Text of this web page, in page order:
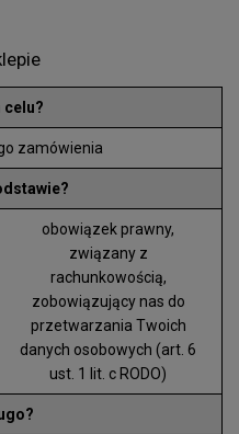
celu?
zamówienia
obowiązek prawny,
związany z
rachunkowością,
zobowiązujący nas do
przetwarzania Twoich
danych osobowych (art. 6
ust. 1 lit. c RODO)